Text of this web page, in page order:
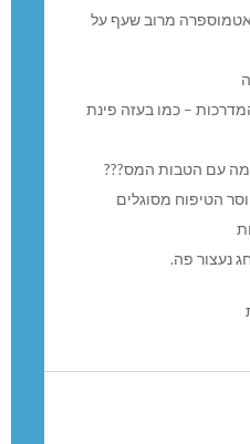
מרוב שעף על
– כמו בעזה פינת
עם הטבות המס???
הטיפוח מסוגלים
נעצור פה.